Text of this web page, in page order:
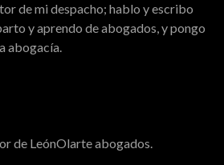
de mi despacho; hablo y escribo
y aprendo de abogados, y pongo
abogacía.
de LeónOlarte abogados.